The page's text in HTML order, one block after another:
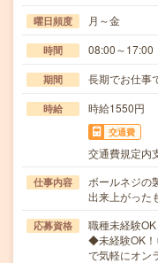
曜日頻度 月～金
時間 08:00～17:00
期間 長期でお仕事
時給 時給1550円
交通費
交通費規定内
仕事内容
ボールネジの
出来上がった
応募資格
職種未経験
◆未経験OK！
で気軽にオン